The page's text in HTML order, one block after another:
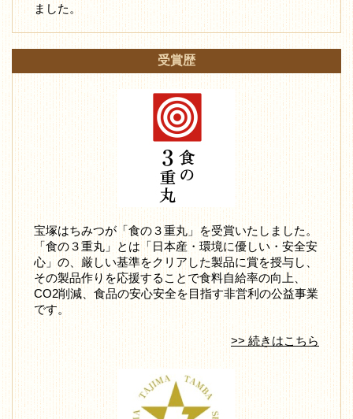
ました。
受賞歴
宝塚はちみつが「食の３重丸」を受賞いたしました。
「食の３重丸」とは「日本産・環境に優しい・安全安
心」の、厳しい基準をクリアした製品に賞を授与し、
その製品作りを応援することで食料自給率の向上、
CO2削減、食品の安心安全を目指す非営利の公益事業
です。
>> 続きはこちら